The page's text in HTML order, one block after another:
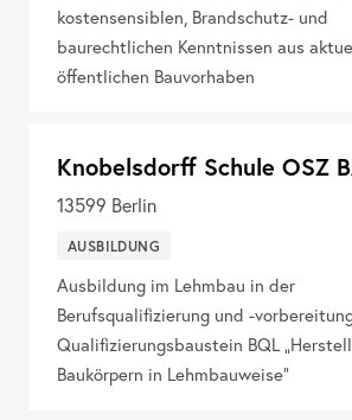
kostensensiblen, Brandschutz- und
baurechtlichen Kenntnissen aus
öffentlichen Bauvorhaben
Knobelsdorff Schule OSZ
13599 Berlin
AUSBILDUNG
Ausbildung im Lehmbau in der
Berufsqualifizierung und -
Qualifizierungsbaustein BQL
Baukörpern in Lehmbauweise“